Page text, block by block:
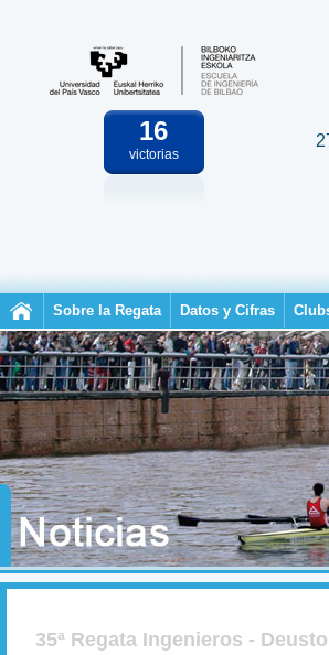
16
victorias
Sobre la Regata Datos y Cifras
35ª Regata Ingenieros - Deusto